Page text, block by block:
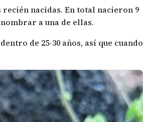
recién nacidas. En total nacieron 9
a una de ellas.
de 25-30 años, así que cuando